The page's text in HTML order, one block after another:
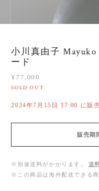
小川真由子 Mayuko
ード
¥77,000
SOLD OUT
2024年7月15日 17:00 に販
販売期
※別途送料がかかります。
送
※この商品は海外配送できる商